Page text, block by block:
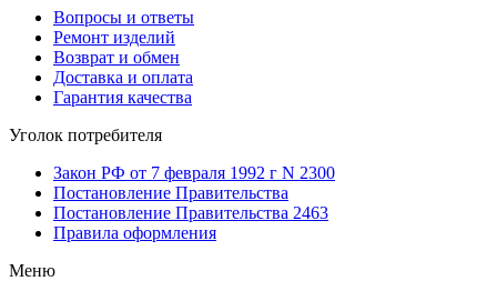
Вопросы и ответы
Ремонт изделий
Возврат и обмен
Доставка и оплата
Гарантия качества
Уголок потребителя
Закон РФ от 7 февраля 1992 г N 2300
Постановление Правительства
Постановление Правительства 2463
Правила оформления
Меню